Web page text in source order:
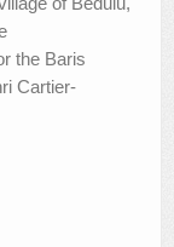
the Baris
Cartier-